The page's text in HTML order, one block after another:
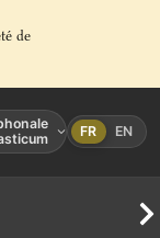
de
FR EN